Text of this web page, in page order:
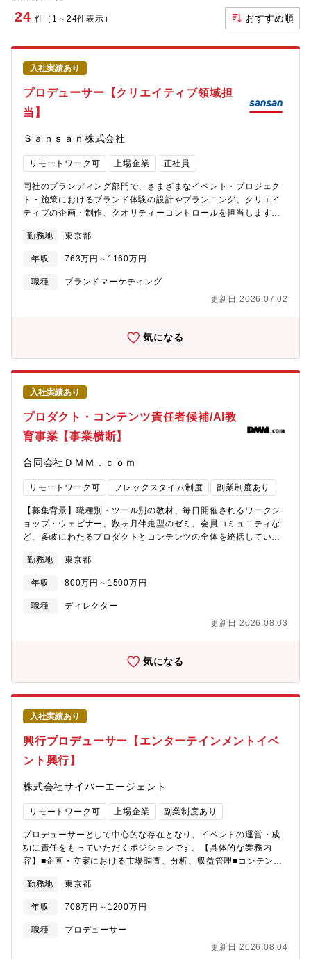
24 件（1～24件表示） おすすめ順
入社実績あり
プロデューサー【クリエイティブ領域担
当】
Ｓａｎｓａｎ株式会社
リモートワーク可 上場企業 正社員
同社のブランディング部門で、さまざまなイベント・プロジェク
ト・施策におけるブランド体験の設計やプランニング、クリエイ
ティブの企画・制作、クオリティーコントロールを担当します。
コンセプトや体験の設計、プランニング■プロジェクトや施策に関
連するスケジュールや予算、KPIの設定・管理■各種イベント・プ
ロジェクト・施策に付随するクリエイティブの企画、ディレクシ
ョン、制作進行■プロジェクトや施策の実行における体験やクリエ
トナーとの折衝■イベントの構成・演出、オペレーションなどの構
て決定します。▼担当するプロジェクト、サービスの例Sansan
Innovation SummitSansan KBCオーガスタゴルフトーナメント
「Sansan」「Bill One」「Contract One」募集背景事業領域の
拡大に伴う組織体制強化のため【ポジションの魅力】■イベントを
はじめとする各種プロジェクトにおいてコンセプト設計から体験
設計、実行まで包括的に携わるため、これまでに培った能力や経
験を存分に発揮することができます■自社サービスのブランディン
グを担当するため、自身が関わったプロジェクトが最終的に事業
貢献を果たすところまでクオリティーや効果を追求することがで
をはじめとしたさまざまな部門と連携しながら業務に取り組むこ
とができます■所属部門には、デザイナーやディレクター、コピー
ライター、エディター、フロントエンドエンジニアといったクリ
要なクリエイティブの制作についても一緒に取り組むことができ
ます■目的や対象が異なった、さまざまなイベントやプロジェクト
に携わるため、幅広い領域で経験を積むことができます【組織構
成】2026年1月現在、ブランディングに携わっているメンバーは
ザイナーやディレクター、コピーライター、エディター、フロン
った多様なクリエイター職のメンバーに加え、事業部や組織を横
断したプロジェクトを担当するビジネス職のメンバーなどで構成
勤務地 東京都
年収 763万円～1160万円
職種
ブランドマーケティング
更新日 2026.07.02
気になる
入社実績あり
プロダクト・コンテンツ責任者候補/AI教
育事業【事業横断】
合同会社ＤＭＭ．ｃｏｍ
リモートワーク可 フレックスタイム制度 副業制度あり
【募集背景】職種別・ツール別の教材、毎日開催されるワークシ
ョップ・ウェビナー、数ヶ月伴走型のゼミ、会員コミュニティな
ど、多岐にわたるプロダクトとコンテンツの全体を統括していた
び放題」は、現在「1→10」「10→100」へと非連続な成長を遂
げるスケールアップのフェーズにあります。提供価値の最大化に
向け、急増するプロダクト・コンテンツ群の全体最適を図り、収
益基盤を強固にするプロダクト・コンテンツ責任者を募集しま
る。生成AIの教育コンテンツは、視聴されただけでは意味があり
はじめて価値になります。教材・イベント・コミュニティのすべ
てをひとつの学習体験としてプロデュースし、受講成果と継続率
に最終責任を負っていただきます。【業務内容】プロダクト部門
に配置され、プロダクト戦略・コンテンツ戦略の策定から、企
画・制作・配信・データに基づく改善までを一気通貫で担ってい
ただきます。【具体的な業務】■戦略・体験設計・プロダクト・コ
ンテンツ戦略の策定（事業戦略と連動したビジョン・ロードマッ
プの設計）・学習体験全体の設計（教材→イベント→ゼミ→コミ
ュニティの学習導線・受講成果の最大化）■KPI・データマネジメ
等の設計・モニタリング・改善サイクルの統括）・学習データ・
行動データ・会員インサイトに基づく体験改善の仮説検証サイク
ルの推進■コンテンツ企画・体制構築・ヒットコンテンツ・企画の
思決定）・講師・制作パートナーネットワークの構築・キャステ
ィング統括・コンテンツ品質基準の策定・制作フローの整備・生
成AIの進化に追随する更新体制の構築生成AIを活用したコンテン
ツ制作・プロダクト運用の効率化・高度化■組織マネジメント・事
ネジメント（社員・業務委託の混成チーム）・事業責任者・マー
ションの魅力】■生成AI時代の新しい学習体験の創造: 変化の激し
い生成AI領域において、教材、イベント、コミュニティを複合的
勤務地 東京都
年収 800万円～1500万円
職種
ディレクター
更新日 2026.08.03
気になる
入社実績あり
興行プロデューサー【エンターテインメントイベ
ント興行】
株式会社サイバーエージェント
リモートワーク可 上場企業 副業制度あり
プロデューサーとして中心的な存在となり、イベントの運営・成
功に責任をもっていただくポジションです。【具体的な業務内
容】■企画・立案における市場調査、分析、収益管理■コンテンツ
ションや人員配置等の計画、運営■その他、上記に付随する業務
【興行本部について】サイバーエージェントグループにおけるエ
ンターテインメント興行を専門に行う専門組織として、興行本部
が2023年10月に新設いたしました。当社では、かねてより新しい
ービスの提供を行ってまいりましたが、近年はその一環としてイ
勤務地 東京都
年収 708万円～1200万円
職種
プロデューサー
更新日 2026.08.04